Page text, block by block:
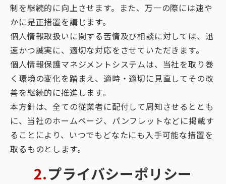
制を継続的に向上させます。また、万一の際には速や
かに是正措置を講じます。
個人情報取扱いに関する苦情及び相談に対しては、迅
速かつ誠実に、適切な対応をさせていただきます。
個人情報保護マネジメントシステムは、当社を取り巻
く環境の変化を踏まえ、適時・適切に見直してその改
善を継続的に推進します。
本方針は、全ての従業者に配付して周知させるととも
に、当社のホームページ、パンフレットなどに掲載す
ることにより、いつでもどなたにも入手可能な措置を
取るものとします。
2.プライバシーポリシー